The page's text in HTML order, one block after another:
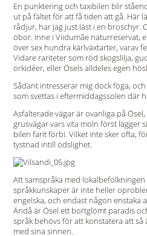
En punktering och taxibilen blir
ut på fältet för att få tiden att gå. Här
rådjur, har jag just läst i en broschyr.
öbor. Inne i Viidumãe naturreservat,
över sex hundra kärlväxtarter, varav
Vidare rariteter som röd skogslilja,
orkidéer, eller Ösels alldeles egen
Sådant intresserar mig dock föga,
som svettas i eftermiddagssolen där
Asfalterade vägar är ovanliga på
grusvägar vars vita moln först lägger
bilen farit förbi. Vilket inte sker ofta,
tystnad intill ödslighet.
Att samspråka med
språkkunskaper är inte heller
engelska, och endast någon enstaka
Ändå är Ösel ett bortglömt paradis
språk behövs för att konstatera att så
med sina sinnen.